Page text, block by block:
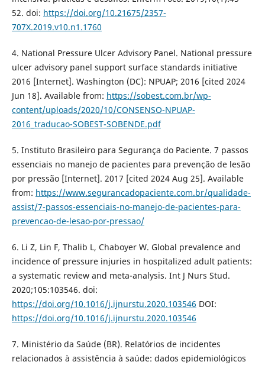
52. doi: https://doi.org/10.21675/2357-
707X.2019.v10.n1.1760
4. National Pressure Ulcer Advisory Panel. National pressure
ulcer advisory panel support surface standards initiative
2016 [Internet]. Washington (DC): NPUAP; 2016 [cited 2024
Jun 18]. Available from: https://sobest.com.br/wp-
content/uploads/2020/10/CONSENSO-NPUAP-
2016_traducao-SOBEST-SOBENDE.pdf
5. Instituto Brasileiro para Segurança do Paciente. 7 passos
essenciais no manejo de pacientes para prevenção de lesão
por pressão [Internet]. 2017 [cited 2024 Aug 25]. Available
from: https://www.segurancadopaciente.com.br/qualidade-
assist/7-passos-essenciais-no-manejo-de-pacientes-para-
prevencao-de-lesao-por-pressao/
6. Li Z, Lin F, Thalib L, Chaboyer W. Global prevalence and
incidence of pressure injuries in hospitalized adult patients:
a systematic review and meta-analysis. Int J Nurs Stud.
2020;105:103546. doi:
https://doi.org/10.1016/j.ijnurstu.2020.103546 DOI:
https://doi.org/10.1016/j.ijnurstu.2020.103546
7. Ministério da Saúde (BR). Relatórios de incidentes
relacionados à assistência à saúde: dados epidemiológicos